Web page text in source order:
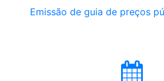
Emissão de guia de preços